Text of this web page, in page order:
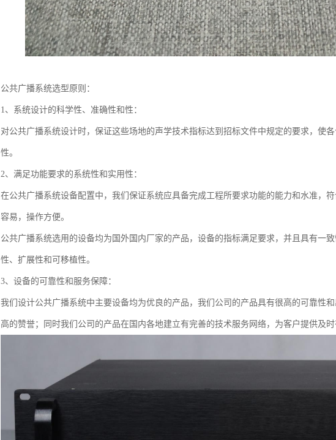
公共广播系统选型原则：
1、系统设计的科学性、准确性和性：
对公共广播系统设计时，保证这些场地的声学技术指标达到招标文件中规定的要求，使
性。
2、满足功能要求的系统性和实用性：
在公共广播系统设备配置中，我们保证系统应具备完成工程所要求功能的能力和水准，
容易，操作方便。
公共广播系统选用的设备均为国外国内厂家的产品，设备的指标满足要求，并且具有一
性、扩展性和可移植性。
3、设备的可靠性和服务保障：
我们设计公共广播系统中主要设备均为优良的产品，我们公司的产品具有很高的可靠性
高的赞誉；同时我们公司的产品在国内各地建立有完善的技术服务网络，为客户提供及时